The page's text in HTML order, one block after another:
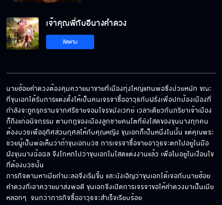
เจ้าคุณพี่กับอีนางคำดวง
ติดตาม
นายฮ้อยคำดวงต้องคุมควายมาขายที่เมืองทุ่งใหญ่แทนพ่อซึ่งป่วยหนัก ขณะ
ที่ขุนเอกได้รับการแต่งตั้งให้เป็นคนเจรจาซื้ออาวุธกับฝรั่งเพื่อปกป้องเมืองที่
กำลังจะถูกรุกรานจากศรีชายจอมโจรขมังเวทย์ เวลาเดียวกันภริยาเจ้าเมือง
ก็ถึงแก่อนิจกรรม ตามกฎของเมืองลูกชายคนโตที่ยังโสดของขุนนางทุกคน
ต้องบวชเพื่ออุทิศส่วนกุศลให้กับคุณหญิง ขุนเอกก็เป็นหนึ่งในนั้น แต่คุณพระ
ช่วยผู้เป็นพ่อเห็นว่าถ้าขุนเอกบวช การเจรจาซื้อขายอาวุธจะตกไปอยู่ในมือ
ฝั่งขุนนางฉ้อฉล จึงโกหกไปว่าขุนเอกไม่โสดแต่งงานแล้ว เพื่อไม่อยู่ในเงื่อนไข
ที่ต้องบวชนั้น
ภารกิจตามหาเมียกำมะลอจึงเริ่มขึ้น และบังเอิญว่าขุนเอกได้เจอกับนายฮ้อย
คำดวงที่เอาควายมาส่งพอดี ขุนเอกจึงเปิดการเจรจาขอให้คำดวงมาเป็นเมีย
หลอกๆ  จนกว่าภารกิจซื้ออาวุธจะสำเร็จเรียบร้อย